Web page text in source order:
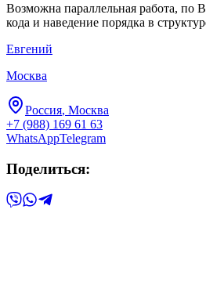
Возможна параллельная работа, по
кода и наведение порядка в
Евгений
Москва
Россия, Москва
+7 (988) 169 61 63
WhatsAppTelegram
Поделиться: